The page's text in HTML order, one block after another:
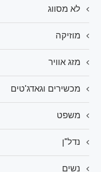
לא מסווג
מוזיקה
מזג אוויר
מכשירים וגאדג'טים
משפט
נדל"ן
נשים